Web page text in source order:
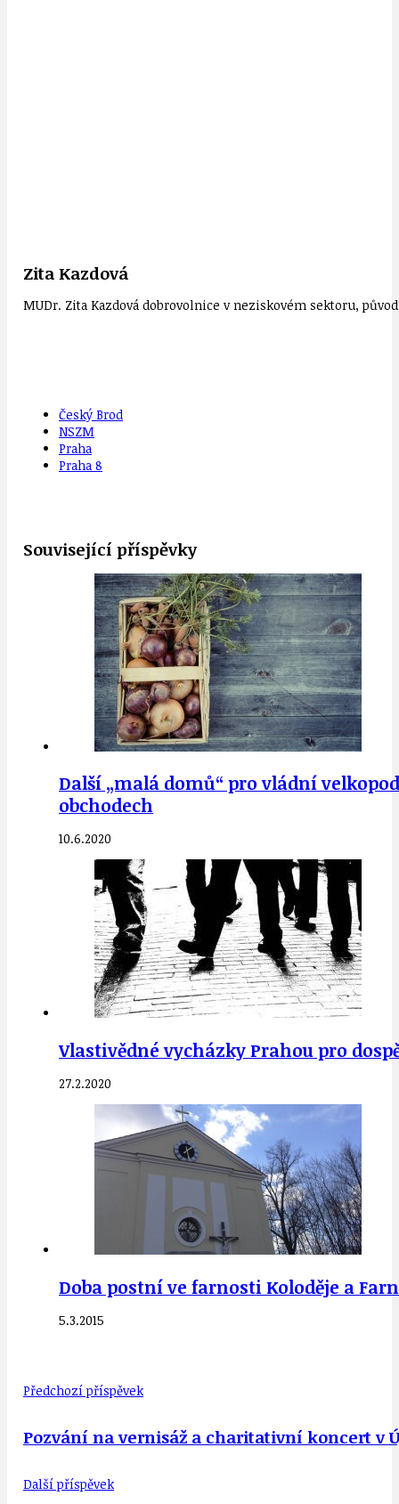
Zita Kazdová
MUDr. Zita Kazdová dobrovolnice v neziskovém sektoru,
Český Brod
NSZM
Praha
Praha 8
Související příspěvky
Další „malá domů“ pro vládní
obchodech
10.6.2020
Vlastivědné vycházky Prahou pro
27.2.2020
Doba postní ve farnosti Koloděje a
5.3.2015
Předchozí příspěvek
Pozvání na vernisáž a charitativní koncert v
Další příspěvek